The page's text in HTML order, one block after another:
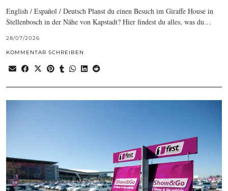
English / Español / Deutsch Planst du einen Besuch im Giraffe House in
Stellenbosch in der Nähe von Kapstadt? Hier findest du alles, was du…
28/07/2026
KOMMENTAR SCHREIBEN